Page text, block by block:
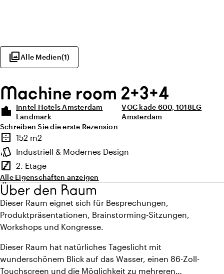
photo_libraryAlle Medien(1)
Machine room 2+3+4
location_city
Inntel Hotels Amsterdam
Landmark
VOC kade 600, 1018LG
Amsterdam
Schreiben Sie die erste Rezension
Highlights
border_outer
Fläche
152 m2
style
Ambiente
Industriell & Modernes Design
stairs
Stockwerk
2. Etage
Alle Eigenschaften anzeigen
Über den Raum
Dieser Raum eignet sich für Besprechungen,
Produktpräsentationen, Brainstorming-Sitzungen,
Workshops und Kongresse.
Dieser Raum hat natürliches Tageslicht mit
wunderschönem Blick auf das Wasser, einen 86-Zoll-
Touchscreen und die Möglichkeit zu mehreren